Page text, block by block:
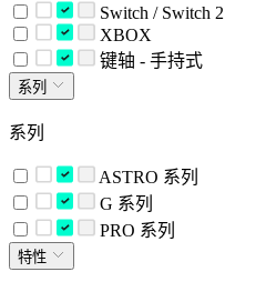
Switch / Switch 2
XBOX
键轴 - 手持式
系列
系列
ASTRO 系列
G 系列
PRO 系列
特性